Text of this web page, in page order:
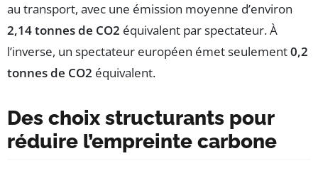
au transport, avec une émission moyenne d’environ
2,14 tonnes de CO2 équivalent par spectateur. À
l’inverse, un spectateur européen émet seulement0,2
tonnes de CO2 équivalent.
Des choix structurants pour
réduire l’empreinte carbone